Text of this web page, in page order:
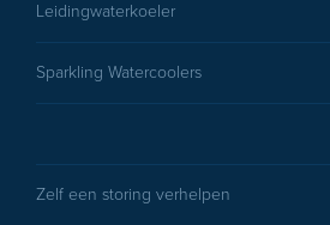
Leidingwaterkoeler
Sparkling Watercoolers
Zelf een storing verhelpen